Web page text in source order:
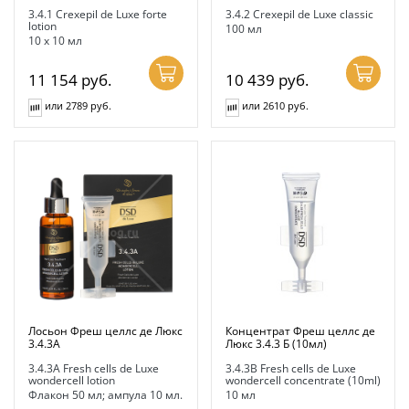
3.4.1 Crexepil de Luxe forte
lotion
10 х 10 мл
11 154 руб.
или 2789 руб.
3.4.2 Crexepil de Luxe classic
100 мл
10 439 руб.
или 2610 руб.
Лосьон Фреш целлс де Люкс
3.4.3А
3.4.3A Fresh cells de Luxe
wondercell lotion
Флакон 50 мл; ампула 10 мл.
Концентрат Фреш целлс де
Люкс 3.4.3 Б (10мл)
3.4.3B Fresh cells de Luxe
wondercell concentrate (10ml)
10 мл